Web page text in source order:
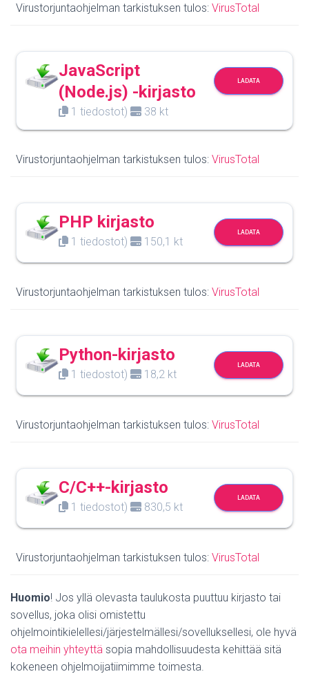
Virustorjuntaohjelman tarkistuksen tulos: VirusTotal
JavaScript
(Node.js) -kirjasto
1 tiedostot) 38 kt
LADATA
Virustorjuntaohjelman tarkistuksen tulos: VirusTotal
PHP kirjasto
1 tiedostot) 150,1 kt
LADATA
Virustorjuntaohjelman tarkistuksen tulos: VirusTotal
Python-kirjasto
1 tiedostot) 18,2 kt
LADATA
Virustorjuntaohjelman tarkistuksen tulos: VirusTotal
C/C++-kirjasto
1 tiedostot) 830,5 kt
LADATA
Virustorjuntaohjelman tarkistuksen tulos: VirusTotal
Huomio! Jos yllä olevasta taulukosta puuttuu kirjasto tai
sovellus, joka olisi omistettu
ohjelmointikielellesi/järjestelmällesi/sovelluksellesi, ole hyvä
ota meihin yhteyttä sopia mahdollisuudesta kehittää sitä
kokeneen ohjelmoijatiimimme toimesta.